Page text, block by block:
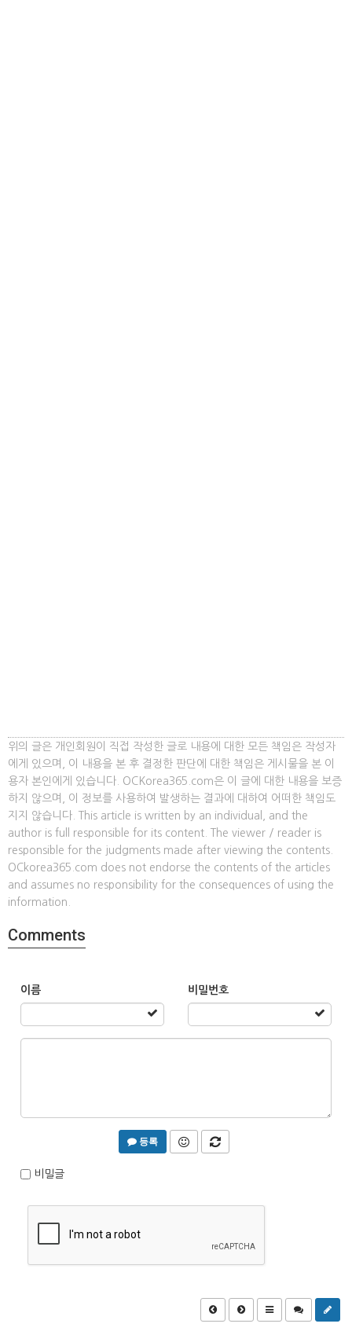
위의 글은 개인회원이 직접 작성한 글로 내용에 대한 모든 책임은 작성자
에게 있으며, 이 내용을 본 후 결정한 판단에 대한 책임은 게시물을 본 이
용자 본인에게 있습니다. OCKorea365.com은 이 글에 대한 내용을 보증
하지 않으며, 이 정보를 사용하여 발생하는 결과에 대하여 어떠한 책임도
지지 않습니다. This article is written by an individual, and the
author is full responsible for its content. The viewer / reader is
responsible for the judgments made after viewing the contents.
OCkorea365.com does not endorse the contents of the articles
and assumes no responsibility for the consequences of using the
information.
Comments
이름 비밀번호
등록
비밀글